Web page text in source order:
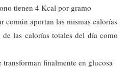
tienen 4 Kcal por gramo
común aportan las mismas calorías
las calorías totales del día como
finalmente en glucosa